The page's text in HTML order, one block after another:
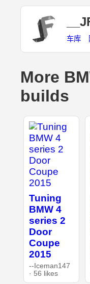
车库
More
builds
Tuning
BMW 4
series 2
Door
Coupe
2015
--Iceman147
· 56 likes